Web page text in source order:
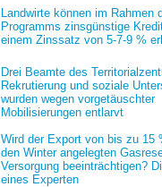
Landwirte können im Rahmen
Programms zinsgünstige
einem Zinssatz von 5-7-9 %
Drei Beamte des
Rekrutierung und soziale
wurden wegen vorgetäuschter
Mobilisierungen entlarvt
Wird der Export von bis zu 15
den Winter angelegten
Versorgung beeinträchtigen?
eines Experten